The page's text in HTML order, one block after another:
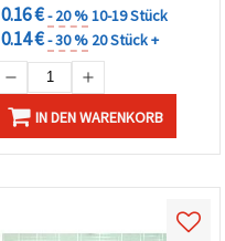
0.16 €- 20 %10-19 Stück
0.14 €- 30 % 20 Stück +
IN DEN WARENKORB